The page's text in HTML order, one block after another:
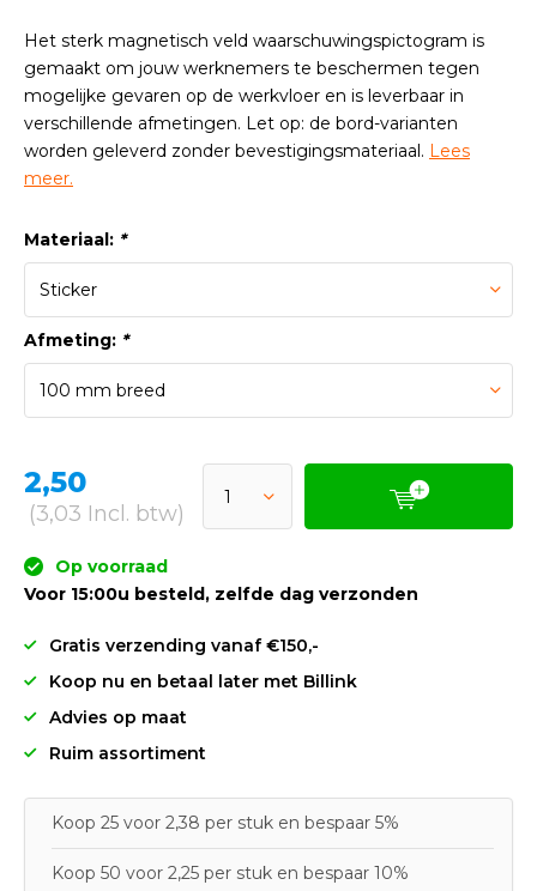
Het sterk magnetisch veld waarschuwingspictogram is
gemaakt om jouw werknemers te beschermen tegen
mogelijke gevaren op de werkvloer en is leverbaar in
verschillende afmetingen. Let op: de bord-varianten
worden geleverd zonder bevestigingsmateriaal. Lees
meer.
Materiaal: *
Afmeting: *
2,50
(3,03 Incl. btw)
Op voorraad
Voor 15:00u besteld, zelfde dag verzonden
Gratis verzending vanaf €150,-
Koop nu en betaal later met Billink
Advies op maat
Ruim assortiment
Koop 25 voor 2,38 per stuk en bespaar 5%
Koop 50 voor 2,25 per stuk en bespaar 10%